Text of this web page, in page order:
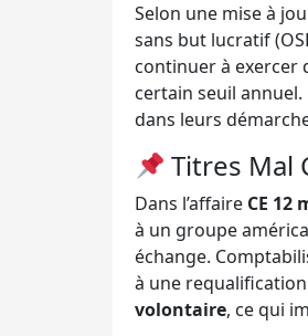
Selon une mise à
sans but lucratif
continuer à exercer
certain seuil annuel.
dans leurs
Titres Mal
Dans l’affaire CE 12
à un groupe
échange.
à une requalification
volontaire, ce qui